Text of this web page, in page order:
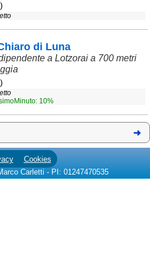
di Luna
a Lotzorai a 700 metri
10%
Cookies
Carletti - PI: 01247470535